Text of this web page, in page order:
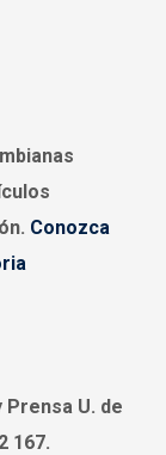
Conozca
U. de
167.